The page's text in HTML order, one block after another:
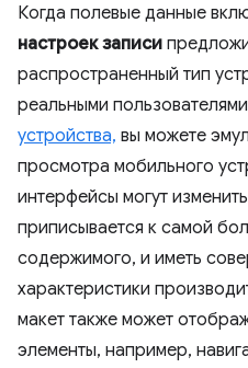
Когда полевые данные
настроек записи
распространенный тип
реальными
устройства, вы можете
просмотра мобильного
интерфейсы могут
приписывается к самой
содержимого, и иметь
характеристики
макет также может
элементы, например,